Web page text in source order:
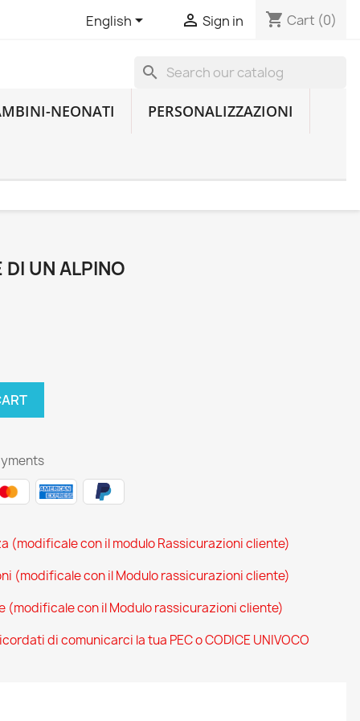
English  Sign in shopping_cart Cart (0)
search
NEONATI
PERSONALIZZAZIONI
DI UN ALPINO
(modificale con il modulo Rassicurazioni cliente)
(modificale con il Modulo rassicurazioni cliente)
(modificale con il Modulo rassicurazioni cliente)
di comunicarci la tua PEC o CODICE UNIVOCO